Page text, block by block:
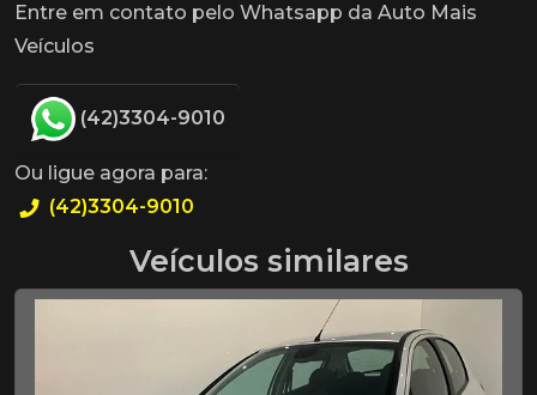
Entre em contato pelo Whatsapp da Auto Mais
Veículos
(42)3304-9010
Ou ligue agora para:
(42)3304-9010
Veículos similares